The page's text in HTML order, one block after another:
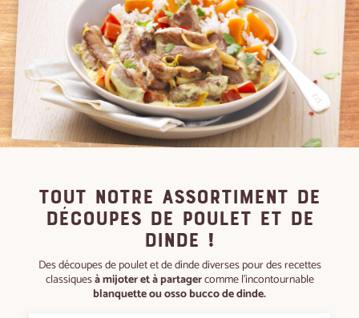
Tout notre assortiment de
découpes de poulet et de
dinde !
Des découpes de poulet et de dinde diverses pour des recettes
classiquesà mijoter et à partagercomme l'incontournable
blanquette ou osso bucco de dinde.